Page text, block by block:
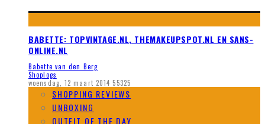
BABETTE: TOPVINTAGE.NL, THEMAKEUPSPOT.NL EN SANS-
ONLINE.NL
Babette van den Berg
Shoplogs
woensdag, 12 maart 2014 55325
SHOPPING REVIEWS
UNBOXING
OUTFIT OF THE DAY